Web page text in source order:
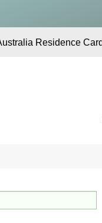
Residence